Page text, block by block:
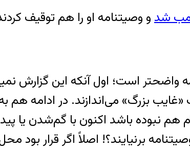
شدو وصیتنامه او را هم توقیف
بزرگ» می‌اندازند. در ادامه هم
هم نبوده باشد اکنون با گم‌شدن
بر‌نیایند؟! اصلاً اگر قرار بود